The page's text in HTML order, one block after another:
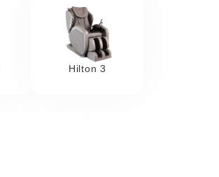
Hilton 3